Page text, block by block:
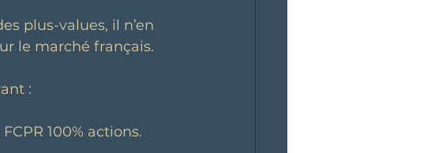
plus-values, il n’en
le marché français.
:
100% actions.